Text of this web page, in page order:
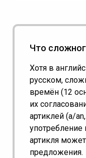
Что
Хотя в
русском,
времён (12
их
артиклей (a/
артикля
предложения.